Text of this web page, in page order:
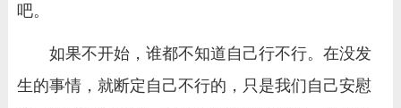
吧。
如果不开始，谁都不知道自己行不行。在没发
生的事情，就断定自己不行的，只是我们自己安慰